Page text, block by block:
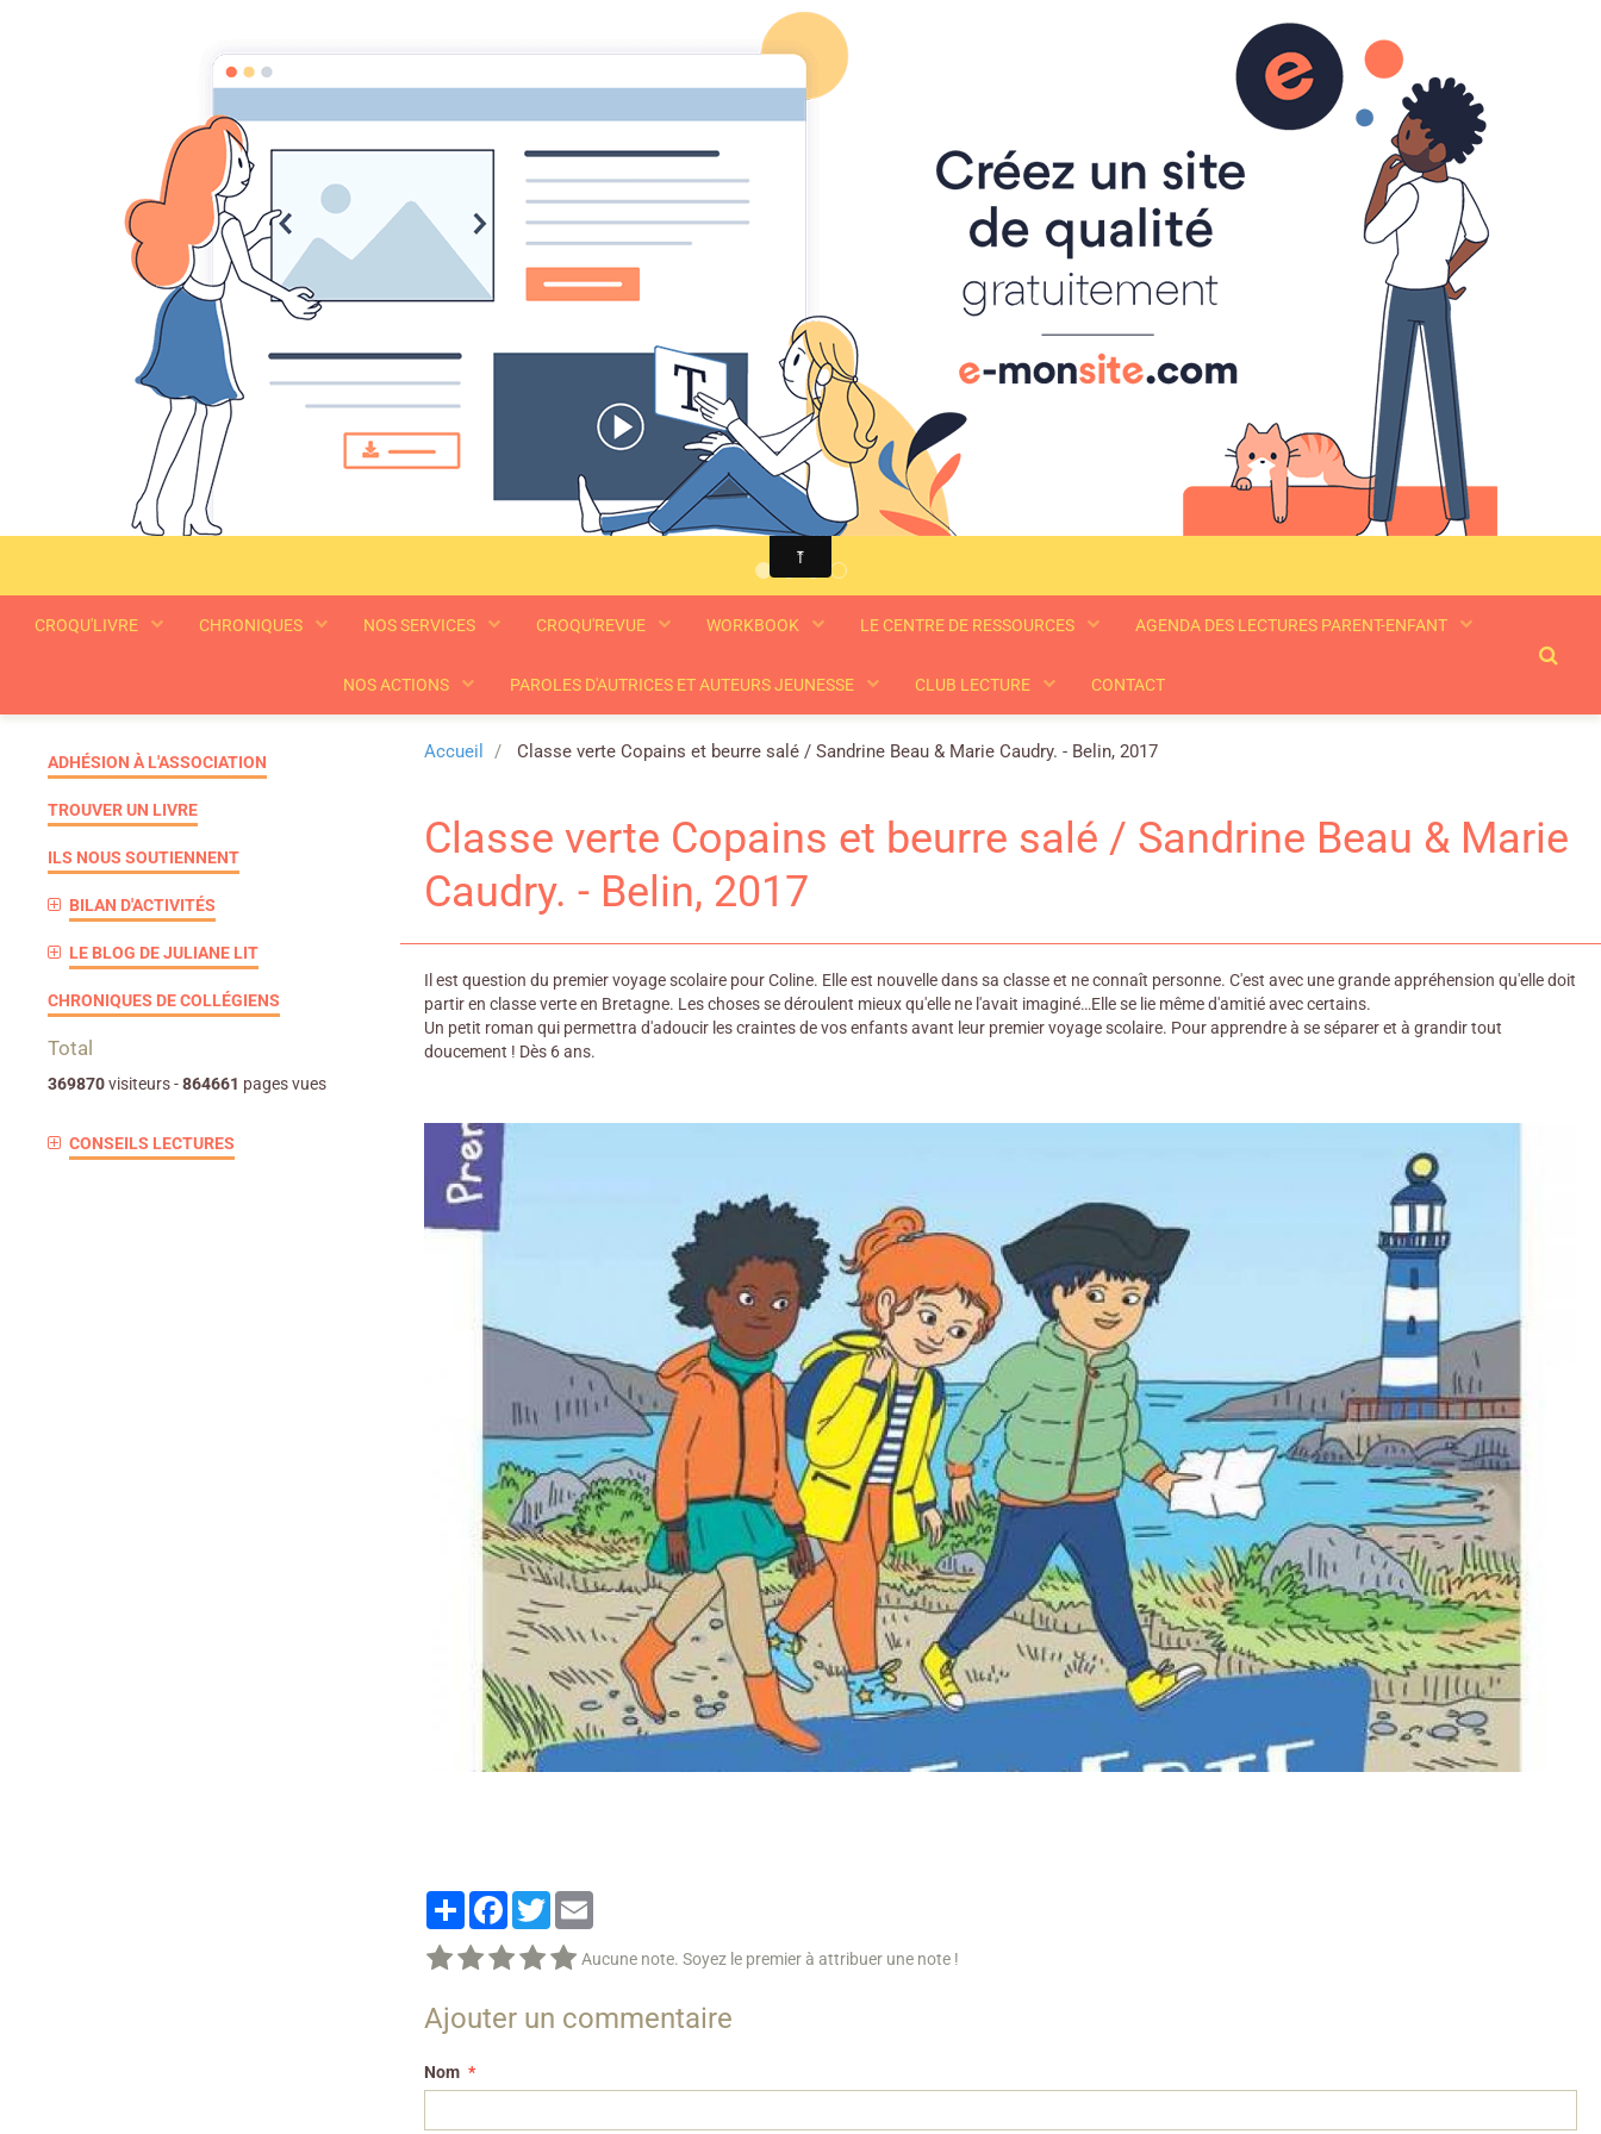
Croqu'livre
CROQU'LIVRE CHRONIQUES NOS SERVICES CROQU'REVUE WORKBOOK LE CENTRE DE RESSOURCES AGENDA DES LECTURES PARENT-ENFANT
NOS ACTIONS PAROLES D'AUTRICES ET AUTEURS JEUNESSE CLUB LECTURE CONTACT
Accueil Classe verte Copains et beurre salé / Sandrine Beau & Marie Caudry. - Belin, 2017
Classe verte Copains et beurre salé / Sandrine Beau & Marie
Caudry. - Belin, 2017
Il est question du premier voyage scolaire pour Coline. Elle est nouvelle dans sa classe et ne connaît personne. C'est avec une grande appréhension qu'elle doit
partir en classe verte en Bretagne. Les choses se déroulent mieux qu'elle ne l'avait imaginé…Elle se lie même d'amitié avec certains.
Un petit roman qui permettra d'adoucir les craintes de vos enfants avant leur premier voyage scolaire. Pour apprendre à se séparer et à grandir tout
doucement ! Dès 6 ans.
PartagerFacebook
Twitter
Aucune note. Soyez le premier à attribuer une note !
Ajouter un commentaire
Nom
ADHÉSION À L'ASSOCIATION
TROUVER UN LIVRE
ILS NOUS SOUTIENNENT
BILAN D'ACTIVITÉS
LE BLOG DE JULIANE LIT
CHRONIQUES DE COLLÉGIENS
Total
369870visiteurs -864661 pages vues
CONSEILS LECTURES